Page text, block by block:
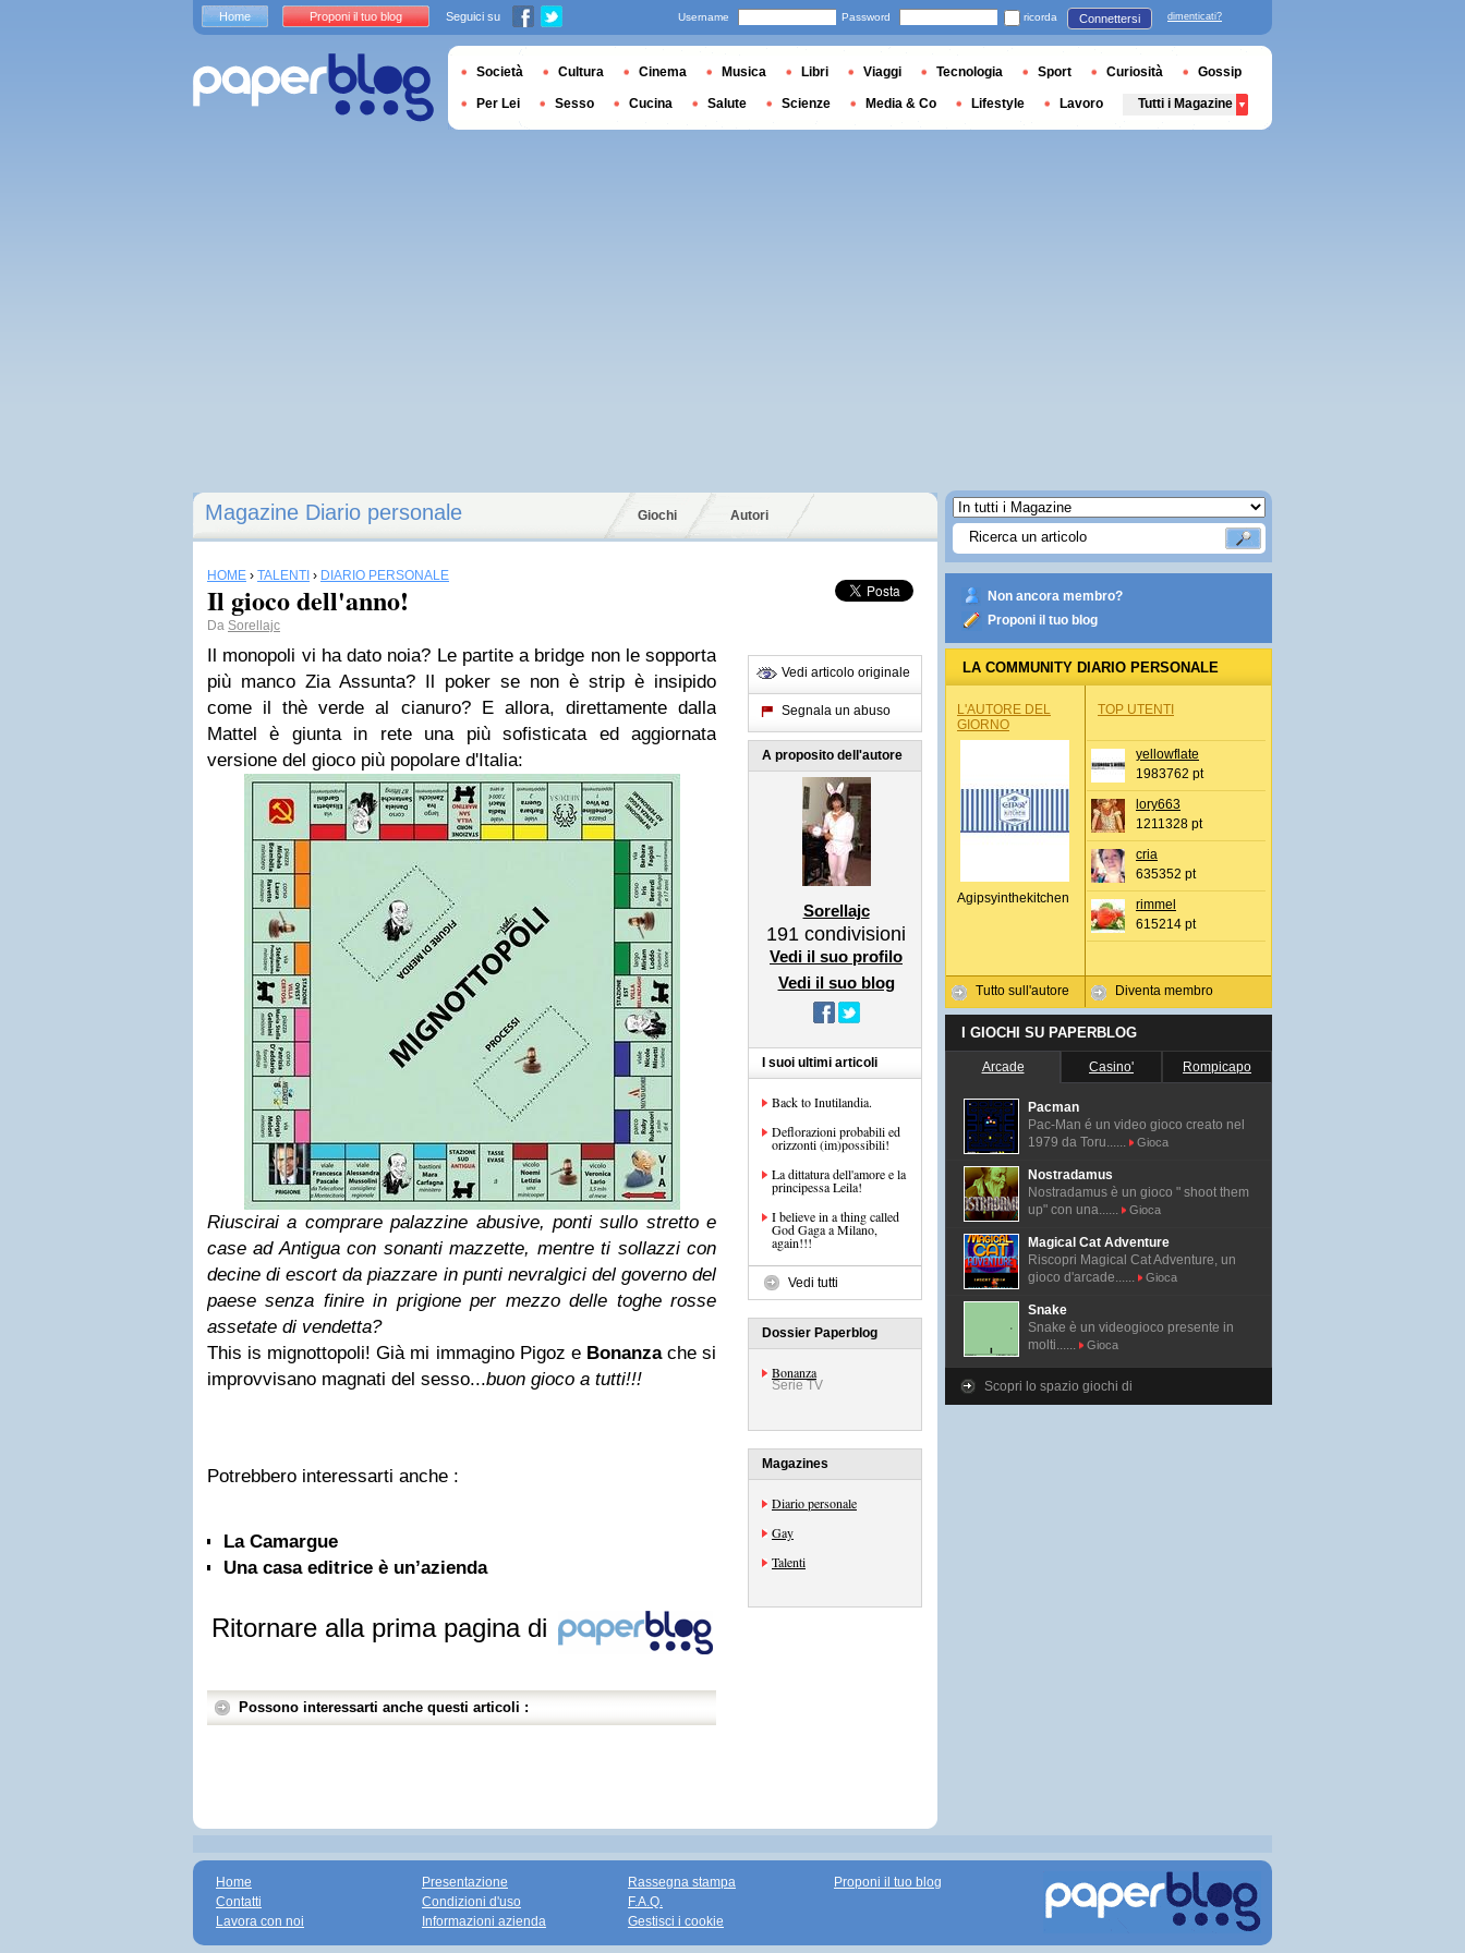
Magazine Diario personale Giochi Autori
HOME › TALENTI › DIARIO PERSONALE
Il gioco dell'anno!
Da Sorellajc
Il monopoli vi ha dato noia? Le partite a bridge non le sopporta
più manco Zia Assunta? Il poker se non è strip è insipido
come il thè verde al cianuro? E allora, direttamente dalla
Mattel è giunta in rete una più sofisticata ed aggiornata
versione del gioco più popolare d'Italia:
Riuscirai a comprare palazzine abusive, ponti sullo stretto e
case ad Antigua con sonanti mazzette, mentre ti sollazzi con
decine di escort da piazzare in punti nevralgici del governo del
paese senza finire in prigione per mezzo delle toghe rosse
assetate di vendetta?
This is mignottopoli!Già mi immagino Pigoz e Bonanzache si
improvvisano magnati del sesso...buon gioco a tutti!!!
Potrebbero interessarti anche :
La Camargue
Una casa editrice è un’azienda
Ritornare alla prima pagina di
Possono interessarti anche questi articoli :
Vedi articolo originale
Segnala un abuso
A proposito dell'autore
Sorellajc
191 condivisioni
Vedi il suo profilo
Vedi il suo blog
I suoi ultimi articoli
Back to Inutilandia.
Deflorazioni probabili ed
orizzonti (im)possibili!
La dittatura dell'amore e la
principessa Leila!
I believe in a thing called
God Gaga a Milano,
again!!!
Vedi tutti
Dossier Paperblog
Bonanza
Serie TV
Magazines
Diario personale
Gay
Talenti
Non ancora membro?
Proponi il tuo blog
LA COMMUNITY DIARIO PERSONALE
L'AUTORE DEL
GIORNO
Agipsyinthekitchen
Tutto sull'autore
TOP UTENTI
yellowflate
1983762 pt
lory663
1211328 pt
cria
635352 pt
rimmel
615214 pt
Diventa membro
I GIOCHI SU PAPERBLOG
Arcade Casino' Rompicapo
Pacman
Pac-Man é un video gioco creato nel
1979 da Toru......
Gioca
Nostradamus
Nostradamus è un gioco " shoot them
up" con una......
Gioca
Magical Cat Adventure
Riscopri Magical Cat Adventure, un
gioco d'arcade......
Gioca
Snake
Snake è un videogioco presente in
molti......
Gioca
Scopri lo spazio giochi di
Home Proponi il tuo blog Seguici su Username Password ricorda Connettersi dimenticati?
Società Cultura Cinema Musica Libri Viaggi Tecnologia Sport Curiosità Gossip
Per Lei Sesso Cucina Salute Scienze Media & Co Lifestyle Lavoro Tutti i Magazine
Home
Contatti
Lavora con noi
Presentazione
Condizioni d'uso
Informazioni azienda
Rassegna stampa
F.A.Q.
Gestisci i cookie
Proponi il tuo blog